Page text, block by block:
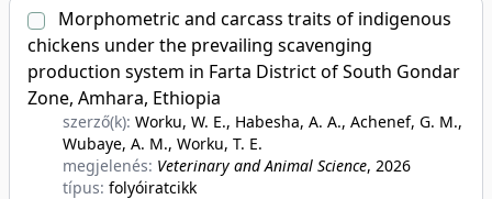
Morphometric and carcass traits of indigenous
chickens under the prevailing scavenging
production system in Farta District of South Gondar
Zone, Amhara, Ethiopia
szerző(k): Worku, W. E., Habesha, A. A., Achenef, G. M.,
Wubaye, A. M., Worku, T. E.
megjelenés: Veterinary and Animal Science, 2026
típus: folyóiratcikk